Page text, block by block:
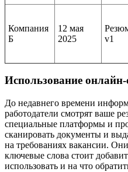
Компания
Б
12 мая
2025
v1
Использование
До недавнего времени
работодатели смотрят ваше
специальные платформы и
сканировать документы и
на требованиях вакансии.
ключевые слова стоит
использовать и на что